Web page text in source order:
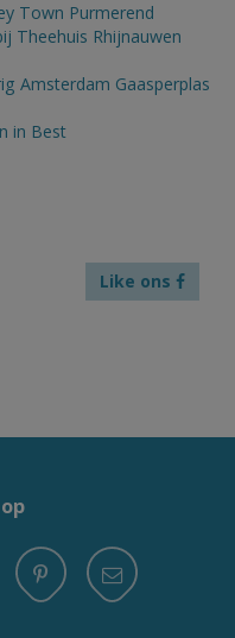
Town Purmerend
Theehuis Rhijnauwen
Amsterdam Gaasperplas
in Best
Like ons